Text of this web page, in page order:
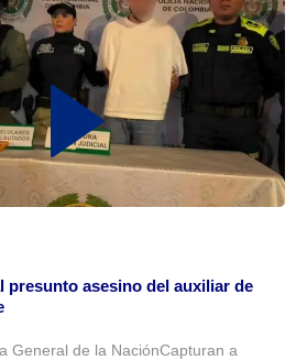
presunto asesino del auxiliar de
General de la NaciónCapturan a